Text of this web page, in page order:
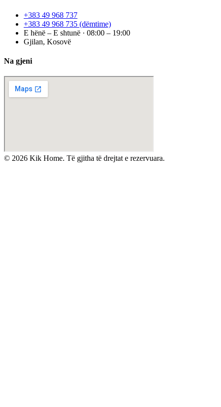
+383 49 968 737
+383 49 968 735 (dëmtime)
E hënë – E shtunë · 08:00 – 19:00
Gjilan, Kosovë
Na gjeni
© 2026 Kik Home. Të gjitha të drejtat e rezervuara.